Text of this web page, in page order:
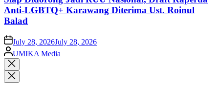
Anti-LGBTQ+ Karawang Diterima Ust. Roinul
Balad
onJuly 28, 2026July 28, 2026
Posted
by
UMIKA Media
Close
search